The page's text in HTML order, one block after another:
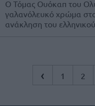
Ο Τόμας Ουόκαπ του
γαλανόλευκό χρώμα
ανάκληση του
‹ 1 2